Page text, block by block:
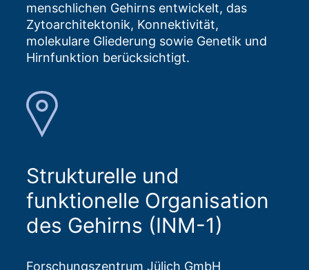
menschlichen Gehirns entwickelt, das
Zytoarchitektonik, Konnektivität,
molekulare Gliederung sowie Genetik und
Hirnfunktion berücksichtigt.
Strukturelle und
funktionelle Organisation
des Gehirns (INM-1)
Forschungszentrum Jülich GmbH